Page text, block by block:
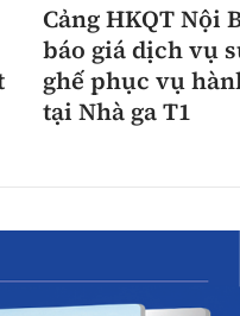
Cảng HKQT Nội
báo giá dịch vụ
ghế phục vụ
tại Nhà ga T1